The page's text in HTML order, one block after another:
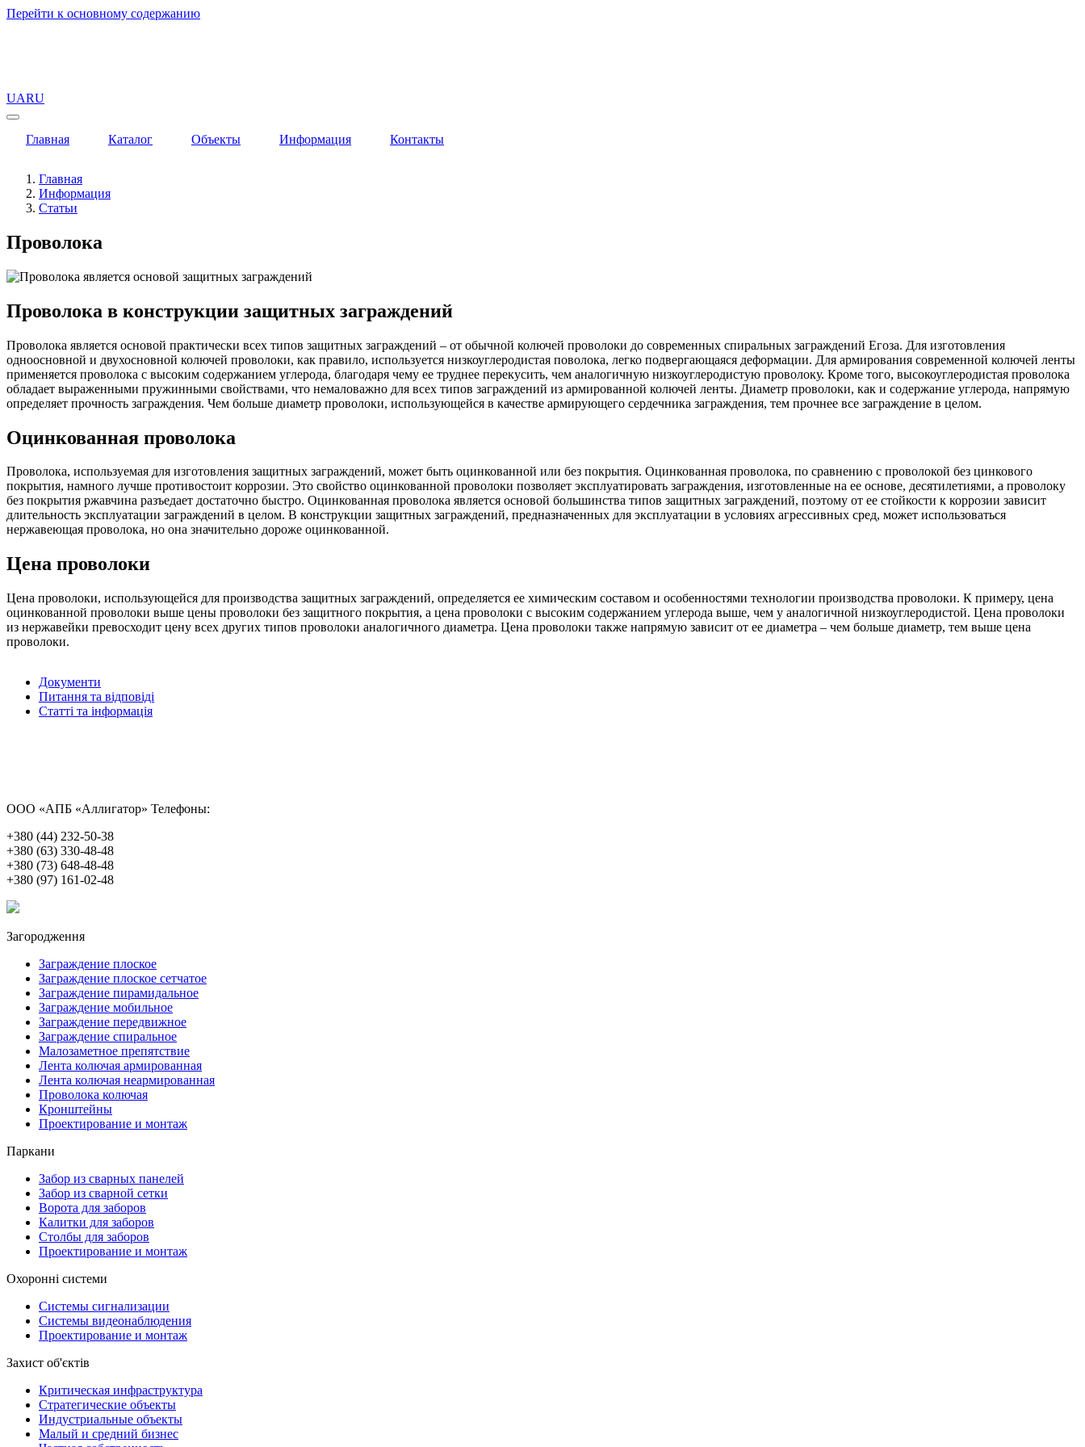
Перейти к основному содержанию
UARU
Главная Каталог Объекты Информация Контакты
Главная
Информация
Статьи
Проволока
Проволока в конструкции защитных заграждений
Проволока является основой практически всех типов защитных заграждений – от обычной колючей проволоки до современных спиральных заграждений Егоза. Для изготовления
одноосновной и двухосновной колючей проволоки, как правило, используется низкоуглеродистая поволока, легко подвергающаяся деформации. Для армирования современной колючей ленты
применяется проволока с высоким содержанием углерода, благодаря чему ее труднее перекусить, чем аналогичную низкоуглеродистую проволоку. Кроме того, высокоуглеродистая проволока
обладает выраженными пружинными свойствами, что немаловажно для всех типов заграждений из армированной колючей ленты. Диаметр проволоки, как и содержание углерода, напрямую
определяет прочность заграждения. Чем больше диаметр проволоки, использующейся в качестве армирующего сердечника заграждения, тем прочнее все заграждение в целом.
Оцинкованная проволока
Проволока, используемая для изготовления защитных заграждений, может быть оцинкованной или без покрытия. Оцинкованная проволока, по сравнению с проволокой без цинкового
покрытия, намного лучше противостоит коррозии. Это свойство оцинкованной проволоки позволяет эксплуатировать заграждения, изготовленные на ее основе, десятилетиями, а проволоку
без покрытия ржавчина разъедает достаточно быстро. Оцинкованная проволока является основой большинства типов защитных заграждений, поэтому от ее стойкости к коррозии зависит
длительность эксплуатации заграждений в целом. В конструкции защитных заграждений, предназначенных для эксплуатации в условиях агрессивных сред, может использоваться
нержавеющая проволока, но она значительно дороже оцинкованной.
Цена проволоки
Цена проволоки, использующейся для производства защитных заграждений, определяется ее химическим составом и особенностями технологии производства проволоки. К примеру, цена
оцинкованной проволоки выше цены проволоки без защитного покрытия, а цена проволоки с высоким содержанием углерода выше, чем у аналогичной низкоуглеродистой. Цена проволоки
из нержавейки превосходит цену всех других типов проволоки аналогичного диаметра. Цена проволоки также напрямую зависит от ее диаметра – чем больше диаметр, тем выше цена
проволоки.
Документи
Питання та відповіді
Статті та інформація
ООО «АПБ «Аллигатор» Телефоны:
+380 (44) 232-50-38
+380 (63) 330-48-48
+380 (73) 648-48-48
+380 (97) 161-02-48
Загородження
Заграждение плоское
Заграждение плоское сетчатое
Заграждение пирамидальное
Заграждение мобильное
Заграждение передвижное
Заграждение спиральное
Малозаметное препятствие
Лента колючая армированная
Лента колючая неармированная
Проволока колючая
Кронштейны
Проектирование и монтаж
Паркани
Забор из сварных панелей
Забор из сварной сетки
Ворота для заборов
Калитки для заборов
Столбы для заборов
Проектирование и монтаж
Охоронні системи
Системы сигнализации
Системы видеонаблюдения
Проектирование и монтаж
Захист об'єктів
Критическая инфраструктура
Стратегические объекты
Индустриальные объекты
Малый и средний бизнес